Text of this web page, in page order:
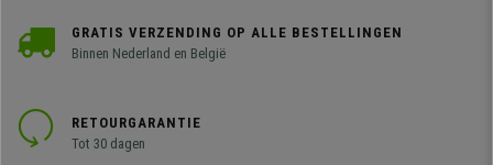
GRATIS VERZENDING OP ALLE BESTELLINGEN
Binnen Nederland en België
RETOURGARANTIE
Tot 30 dagen